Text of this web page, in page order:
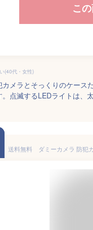
こ
(40代・女性)
カメラとそっくりのケース
。点滅するLEDライトは、